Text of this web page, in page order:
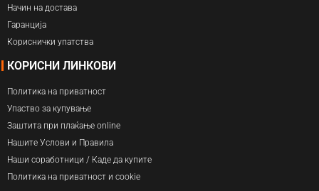
Начин на достава
Гаранција
Кориснички упатства
КОРИСНИ ЛИНКОВИ
Политика на приватност
Упаство за купување
Заштита при плаќање online
Нашите Услови и Правила
Наши соработници / Каде да купите
Политика на приватност и cookie